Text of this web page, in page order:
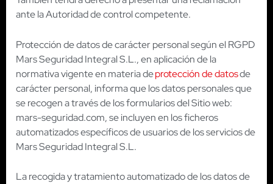
ante la Autoridad de control competente.
Protección de datos de carácter personal según el RGPD
Mars Seguridad Integral S.L., en aplicación de la
normativa vigente en materia deprotección de datosde
carácter personal, informa que los datos personales que
se recogen a través de los formularios del Sitio web:
mars-seguridad.com, se incluyen en los ficheros
automatizados específicos de usuarios de los servicios de
Mars Seguridad Integral S.L.
La recogida y tratamiento automatizado de los datos de